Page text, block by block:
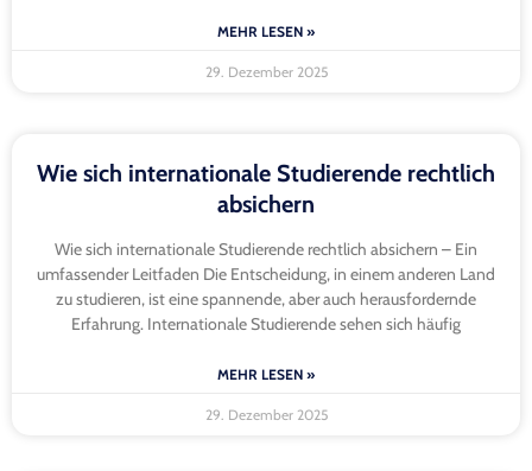
MEHR LESEN »
29. Dezember 2025
Wie sich internationale Studierende rechtlich
absichern
Wie sich internationale Studierende rechtlich absichern – Ein
umfassender Leitfaden Die Entscheidung, in einem anderen Land
zu studieren, ist eine spannende, aber auch herausfordernde
Erfahrung. Internationale Studierende sehen sich häufig
MEHR LESEN »
29. Dezember 2025